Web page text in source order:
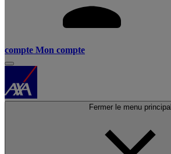
compte Mon compte
Fermer le menu principal